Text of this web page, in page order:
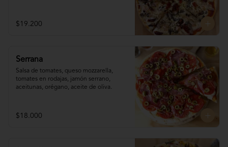
$19.200
Serrana
Salsa de tomates, queso mozzarella,
tomates en rodajas, jamón serrano,
aceitunas, orégano, aceite de oliva.
$18.000